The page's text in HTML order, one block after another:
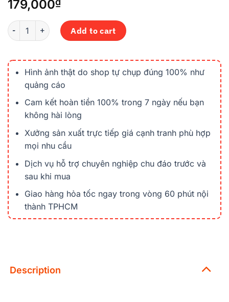
179,000
Mẫu đồng gỗ deco phòng khách, văn phòng quantity
Add to cart
Hình ảnh thật do shop tự chụp đúng 100% như
quảng cáo
Cam kết hoàn tiền 100% trong 7 ngày nếu bạn
không hài lòng
Xưởng sản xuất trực tiếp giá cạnh tranh phù hợp
mọi nhu cầu
Dịch vụ hỗ trợ chuyên nghiệp chu đáo trước và
sau khi mua
Giao hàng hỏa tốc ngay trong vòng 60 phút nội
thành TPHCM
Description